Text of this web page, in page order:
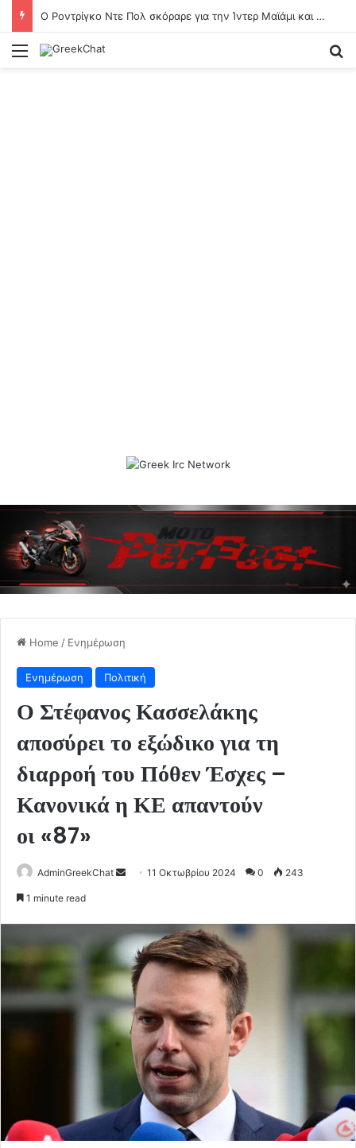
Ο Ροντρίγκο Ντε Πολ σκόραρε για την Ίντερ Μαϊάμι και αφιέρωσε το γκολ στον πατέρα του Λιονέλ Μέσι
Menu
Home / Ενημέρωση
Ενημέρωση Πολιτική
Ο Στέφανος Κασσελάκης
αποσύρει το εξώδικο για τη
διαρροή του Πόθεν Έσχες –
Κανονικά η ΚΕ απαντούν
οι «87»
AdminGreekChat
Send11 Οκτωβρίου 2024 0 243
1 minute read